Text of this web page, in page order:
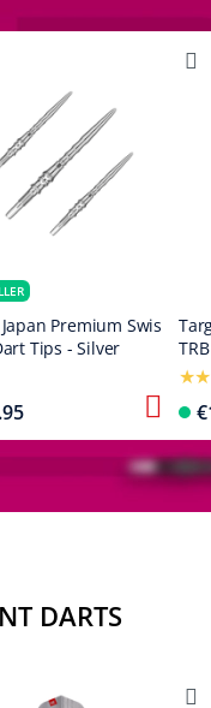
Premium Swiss
Tips - Silver
DARTS